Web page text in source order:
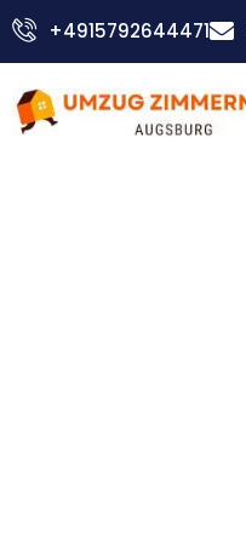
Zum
Inhalt
+4915792644471